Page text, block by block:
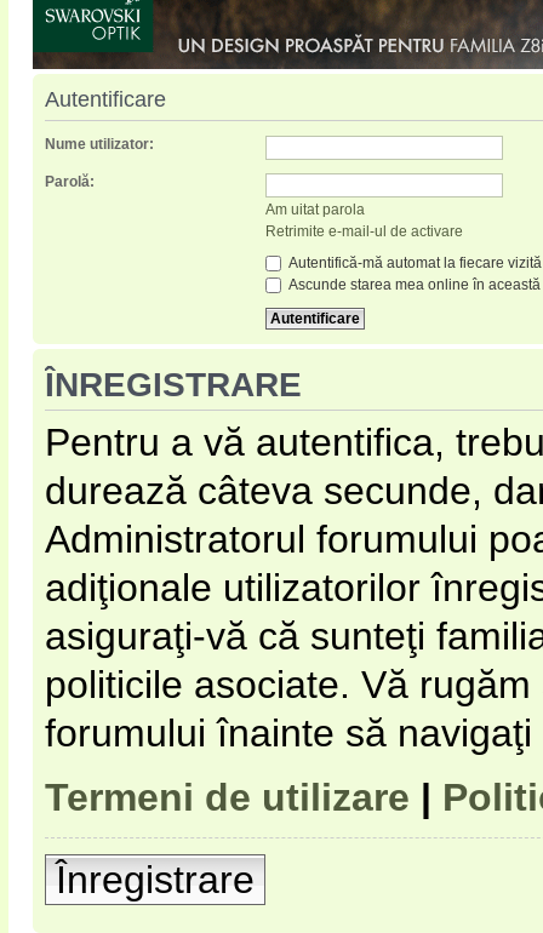
Autentificare
Nume utilizator:
Parolă:
Am uitat parola
Retrimite e-mail-ul de activare
Autentifică-mă automat la fiecare vizită
Ascunde starea mea online în
ÎNREGISTRARE
Pentru a vă autentifica,
durează câteva secunde,
Administratorul forumului
adiţionale utilizatorilor
asiguraţi-vă că sunteţi
politicile asociate. Vă
forumului înainte să
Termeni de utilizare |
Înregistrare